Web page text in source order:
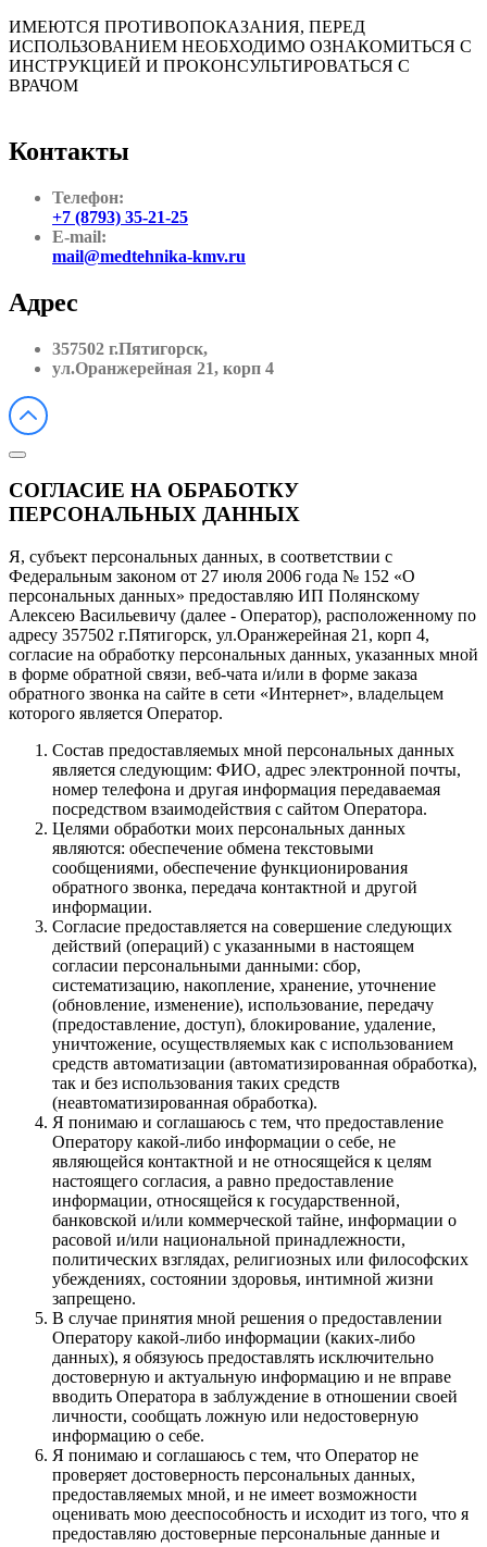
ИМЕЮТСЯ ПРОТИВОПОКАЗАНИЯ, ПЕРЕД
ИСПОЛЬЗОВАНИЕМ НЕОБХОДИМО ОЗНАКОМИТЬСЯ С
ИНСТРУКЦИЕЙ И ПРОКОНСУЛЬТИРОВАТЬСЯ С
ВРАЧОМ
Контакты
Телефон:
+7 (8793) 35-21-25
E-mail:
mail@medtehnika-kmv.ru
Адрес
357502 г.Пятигорск,
ул.Оранжерейная 21, корп 4
СОГЛАСИЕ НА ОБРАБОТКУ
ПЕРСОНАЛЬНЫХ ДАННЫХ
Я, субъект персональных данных, в соответствии с
Федеральным законом от 27 июля 2006 года № 152 «О
персональных данных» предоставляю ИП Полянскому
Алексею Васильевичу (далее - Оператор), расположенному по
адресу 357502 г.Пятигорск, ул.Оранжерейная 21, корп 4,
согласие на обработку персональных данных, указанных мной
в форме обратной связи, веб-чата и/или в форме заказа
обратного звонка на сайте в сети «Интернет», владельцем
которого является Оператор.
Состав предоставляемых мной персональных данных
является следующим: ФИО, адрес электронной почты,
номер телефона и другая информация передаваемая
посредством взаимодействия с сайтом Оператора.
Целями обработки моих персональных данных
являются: обеспечение обмена текстовыми
сообщениями, обеспечение функционирования
обратного звонка, передача контактной и другой
информации.
Согласие предоставляется на совершение следующих
действий (операций) с указанными в настоящем
согласии персональными данными: сбор,
систематизацию, накопление, хранение, уточнение
(обновление, изменение), использование, передачу
(предоставление, доступ), блокирование, удаление,
уничтожение, осуществляемых как с использованием
средств автоматизации (автоматизированная обработка),
так и без использования таких средств
(неавтоматизированная обработка).
Я понимаю и соглашаюсь с тем, что предоставление
Оператору какой-либо информации о себе, не
являющейся контактной и не относящейся к целям
настоящего согласия, а равно предоставление
информации, относящейся к государственной,
банковской и/или коммерческой тайне, информации о
расовой и/или национальной принадлежности,
политических взглядах, религиозных или философских
убеждениях, состоянии здоровья, интимной жизни
запрещено.
В случае принятия мной решения о предоставлении
Оператору какой-либо информации (каких-либо
данных), я обязуюсь предоставлять исключительно
достоверную и актуальную информацию и не вправе
вводить Оператора в заблуждение в отношении своей
личности, сообщать ложную или недостоверную
информацию о себе.
Я понимаю и соглашаюсь с тем, что Оператор не
проверяет достоверность персональных данных,
предоставляемых мной, и не имеет возможности
оценивать мою дееспособность и исходит из того, что я
предоставляю достоверные персональные данные и